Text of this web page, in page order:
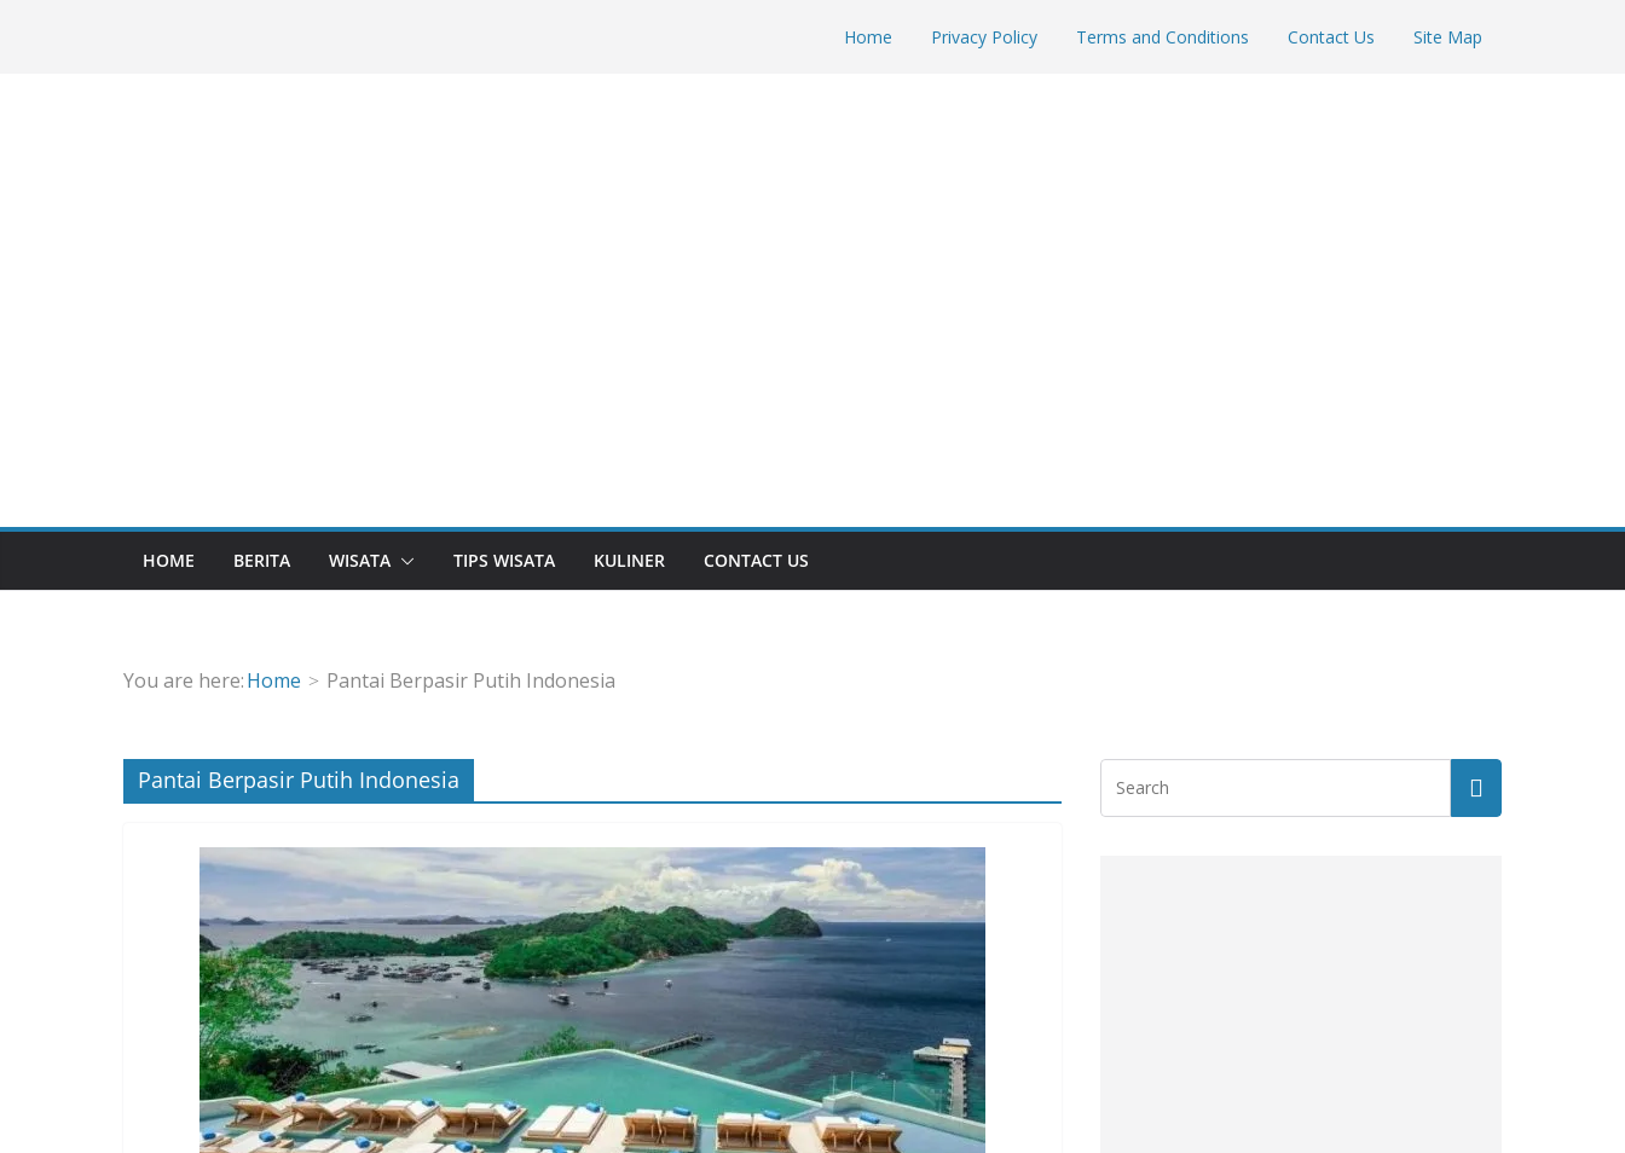
Home Privacy Policy Terms and Conditions Contact Us Site Map
HOME BERITA WISATA TIPS WISATA KULINER CONTACT US
You are here:Home Pantai Berpasir Putih Indonesia
Pantai Berpasir Putih Indonesia